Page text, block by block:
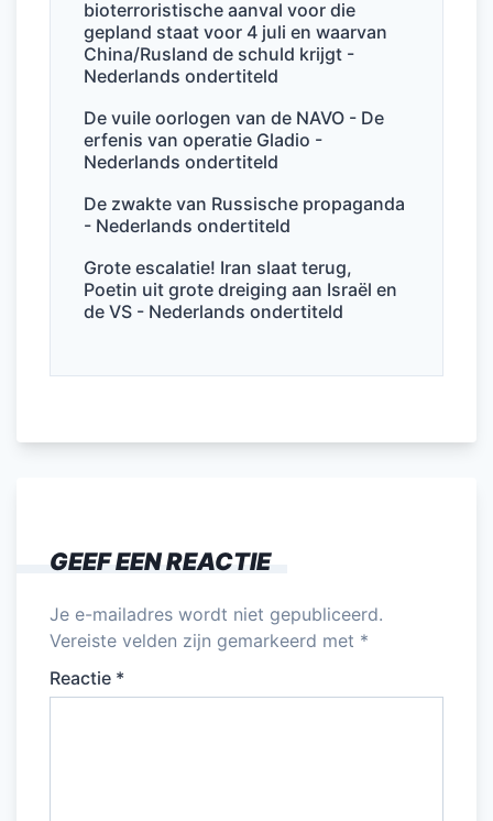
bioterroristische aanval voor die
gepland staat voor 4 juli en waarvan
China/Rusland de schuld krijgt -
Nederlands ondertiteld
De vuile oorlogen van de NAVO - De
erfenis van operatie Gladio -
Nederlands ondertiteld
De zwakte van Russische propaganda
- Nederlands ondertiteld
Grote escalatie! Iran slaat terug,
Poetin uit grote dreiging aan Israël en
de VS - Nederlands ondertiteld
GEEF EEN REACTIE
Je e-mailadres wordt niet gepubliceerd.
Vereiste velden zijn gemarkeerd met *
Reactie *